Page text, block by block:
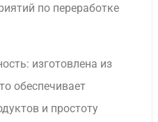
по переработке
изготовлена из
обеспечивает
и простоту